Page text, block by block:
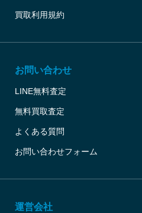
買取利用規約
お問い合わせ
LINE無料査定
無料買取査定
よくある質問
お問い合わせフォーム
運営会社